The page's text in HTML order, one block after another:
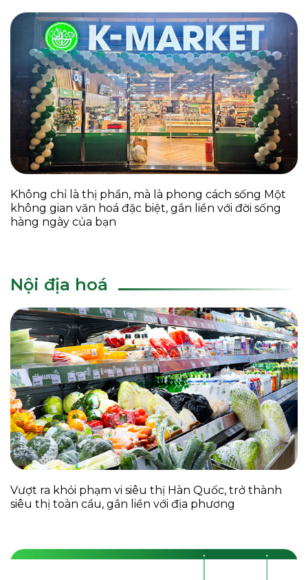
Không chỉ là thị phần, mà là phong cách sống Một
không gian văn hoá đặc biệt, gắn liền với đời sống
hàng ngày của bạn
Nội địa hoá
Vượt ra khỏi phạm vi siêu thị Hàn Quốc, trở thành
siêu thị toàn cầu, gắn liền với địa phương